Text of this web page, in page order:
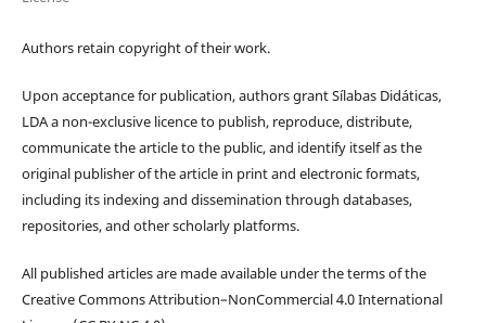
Authors retain copyright of their work.
Upon acceptance for publication, authors grant Sílabas Didáticas,
LDA a non-exclusive licence to publish, reproduce, distribute,
communicate the article to the public, and identify itself as the
original publisher of the article in print and electronic formats,
including its indexing and dissemination through databases,
repositories, and other scholarly platforms.
All published articles are made available under the terms of the
Creative Commons Attribution–NonCommercial 4.0 International